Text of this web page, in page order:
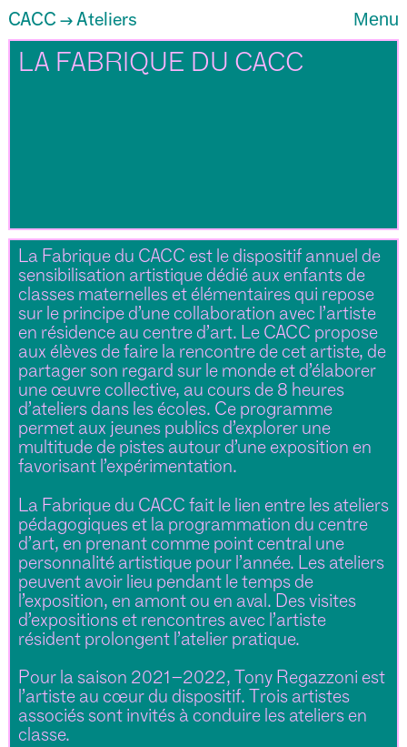
CACC →Ateliers Menu
LA FABRIQUE DU CACC
La Fabrique du CACC est le dispositif annuel de
sensibilisation artistique dédié aux enfants de
classes maternelles et élémentaires qui repose
sur le principe d’une collaboration avec l’artiste
en résidence au centre d’art. Le CACC propose
aux élèves de faire la rencontre de cet artiste, de
partager son regard sur le monde et d’élaborer
une œuvre collective, au cours de 8 heures
d’ateliers dans les écoles. Ce programme
permet aux jeunes publics d’explorer une
multitude de pistes autour d’une exposition en
favorisant l’expérimentation.
La Fabrique du CACC fait le lien entre les ateliers
pédagogiques et la programmation du centre
d’art, en prenant comme point central une
personnalité artistique pour l’année. Les ateliers
peuvent avoir lieu pendant le temps de
l’exposition, en amont ou en aval. Des visites
d’expositions et rencontres avec l’artiste
résident prolongent l’atelier pratique.
Pour la saison 2021–2022, Tony Regazzoni est
l’artiste au cœur du dispositif. Trois artistes
associés sont invités à conduire les ateliers en
classe.